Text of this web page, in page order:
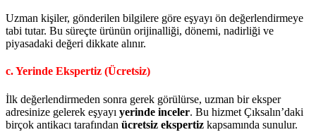
Uzman kişiler, gönderilen bilgilere göre eşyayı ön değerlendirmeye
tabi tutar. Bu süreçte ürünün orijinalliği, dönemi, nadirliği ve
piyasadaki değeri dikkate alınır.
c. Yerinde Ekspertiz (Ücretsiz)
İlk değerlendirmeden sonra gerek görülürse, uzman bir eksper
adresinize gelerek eşyayı yerinde inceler. Bu hizmet Çıksalın’daki
birçok antikacı tarafından ücretsiz ekspertiz kapsamında sunulur.